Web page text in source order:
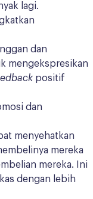
lagi.
dan
mengekspresikan
positif
dan
menyehatkan
mereka
mereka. Ini
dengan lebih